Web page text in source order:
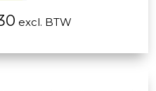
excl. BTW